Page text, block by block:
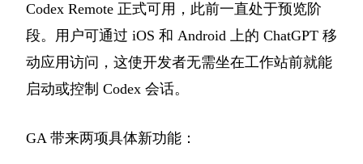
Codex Remote 正式可用，此前一直处于预览阶
段。用户可通过 iOS 和 Android 上的 ChatGPT 移
动应用访问，这使开发者无需坐在工作站前就能
启动或控制 Codex 会话。
GA 带来两项具体新功能：